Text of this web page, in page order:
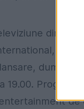
din
Kanal
19.00.
de